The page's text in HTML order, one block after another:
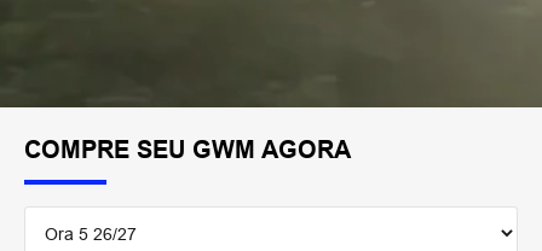
COMPRE SEU GWM AGORA